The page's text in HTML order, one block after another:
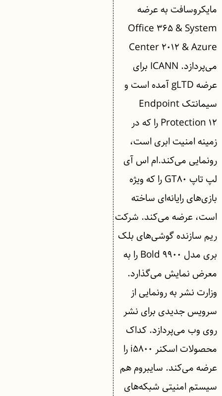
مایکروسافت به عرضه
Office ۳۶۵ & System
Center ۲۰۱۲ & Azure
می‌پردازد. ICANN برای
عرضه gLTD آمده است و
سیمانتک Endpoint
Protection ۱۲ را که در
زمینه امنیت ابری است،
رونمایی می‌کند.‌ام اس آی
لپ تاپ GT۸۰ را که ویژه
بازی‌های رایانه‌ای ساخته
است، عرضه می‌کند. شرکت
ریم سازنده گوشی‌های بلک
بری مدل Bold ۹۹۰۰ را به
معرض نمایش می‌گذارد.
وزارت نشر به رونمایی از
سرویس جدیدی برای نشر
روی وب می‌پردازد. کداک
محصولات اسکنر i۵۸۰۰ را
عرضه می‌کند. سایبروم هم
سیستم امنیتی شبکه‌های